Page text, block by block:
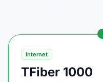
Internet
TFiber 1000